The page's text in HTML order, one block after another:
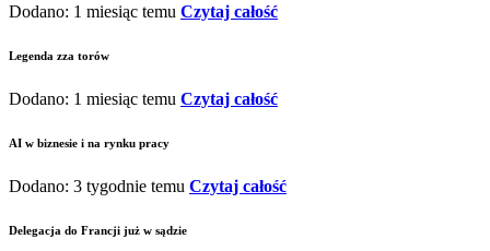
Dodano: 1 miesiąc temu Czytaj całość
Legenda zza torów
Dodano: 1 miesiąc temu Czytaj całość
AI w biznesie i na rynku pracy
Dodano: 3 tygodnie temu Czytaj całość
Delegacja do Francji już w sądzie